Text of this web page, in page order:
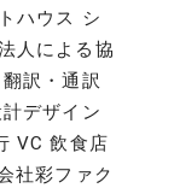
ハウス シ
人による協
訳・通訳
デザイン
VC 飲食店
社彩ファク